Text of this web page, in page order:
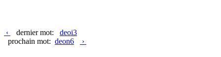
‹ dernier mot: deoi3
prochain mot: deon6 ›